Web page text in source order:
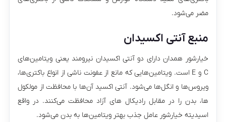
مضر می‌شود.
منبع آنتی اکسیدان
خیارشور همدان دارای دو آنتی اکسیدان نیرومند یعنی ویتامین‌های
C و E است. ویتامین‌هایی که مانع از عفونت ناشی از انواع باکتری‌ها،
ویروس‌ها و انگل‌ها می‌شود. آنتی اکسید آن‌ها با محافظت از مولکول
ها، بدن را در مقابل رادیکال های آزاد محافظت می‌کنند. در واقع
اسیدیته خیارشور عامل جذب بهتر ویتامین‌ها به بدن می‌شود.